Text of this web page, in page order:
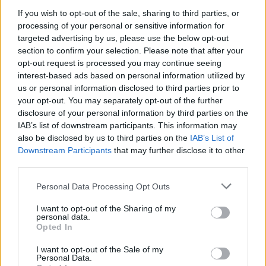
If you wish to opt-out of the sale, sharing to third parties, or
processing of your personal or sensitive information for
targeted advertising by us, please use the below opt-out
section to confirm your selection. Please note that after your
opt-out request is processed you may continue seeing
interest-based ads based on personal information utilized by
us or personal information disclosed to third parties prior to
your opt-out. You may separately opt-out of the further
disclosure of your personal information by third parties on the
IAB’s list of downstream participants. This information may
also be disclosed by us to third parties on the IAB’s List of
Downstream Participants that may further disclose it to other
Please note that this website/app uses one or more Google
not limited to your visit or usage behaviour. You may click to
grant or deny consent to Google and its third-party tags to
use your data for below specified purposes in below Google
consent section.
Personal Data Processing Opt Outs
I want to opt-out of the Sharing of my
personal data.
Opted In
I want to opt-out of the Sale of my
Personal Data.
para você, levar em consideração o risco e a recompensa é
crucial. Podemos prever o preço do ZEE tanto no curto
quanto no longo prazo, mas as expectativas precisam ser
razoáveis ​​para cada um. Acreditamos que a longo prazo a
ZEE apreciará os fundamentos do projeto ZeroSwap e o
progresso que a equipe está fazendo em relação aos
objetivos e marcos do roteiro.
Usando a análise técnica, podemos prever qual pode ser o
preço do ZEE no curto prazo e calcular nossos
investimentos de acordo. Usando níveis horizontais de
resistência e suporte, médias móveis, vários indicadores e
outras técnicas, você pode fazer uma previsão de preço
informada sobre se o preço vai subir ou descer nos
próximos dias, semanas e meses.